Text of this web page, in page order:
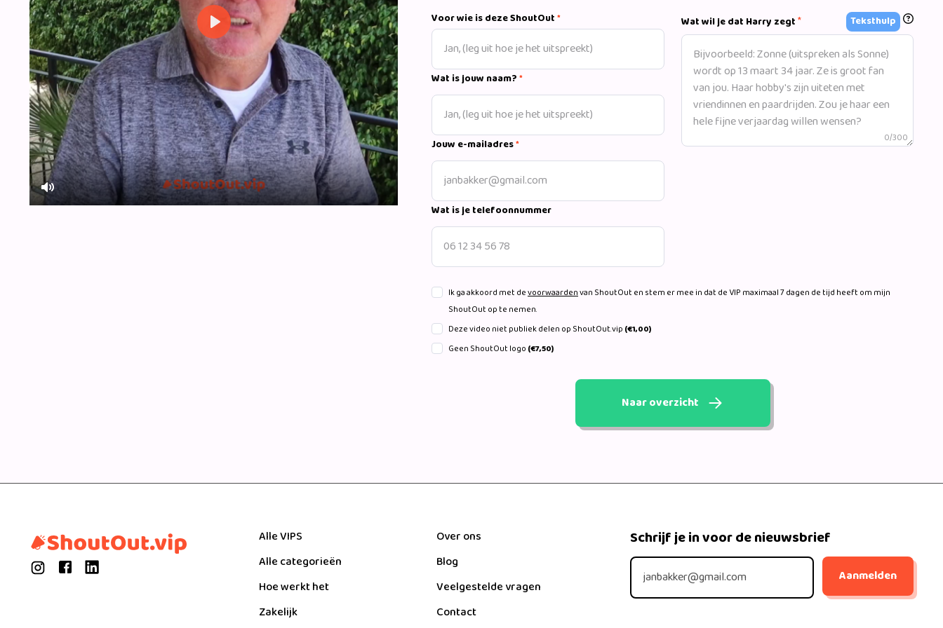
Mute
Play
Voor wie is deze ShoutOut*
Wat is jouw naam?*
Jouw e-mailadres*
Wat is je telefoonnummer
Wat wil je dat Harry zegt* Teksthulp
0/300
Ik ga akkoord met devoorwaardenvan ShoutOut en stem er mee in dat de VIP maximaal 7 dagen de tijd heeft om mijn
ShoutOut op te nemen.
Deze video niet publiek delen op ShoutOut.vip (€1,00)
Geen ShoutOut logo (€7,50)
Naar overzicht
Alle VIPS
Alle categorieën
Hoe werkt het
Zakelijk
Over ons
Blog
Veelgestelde vragen
Contact
Schrijf je in voor de nieuwsbrief
Aanmelden